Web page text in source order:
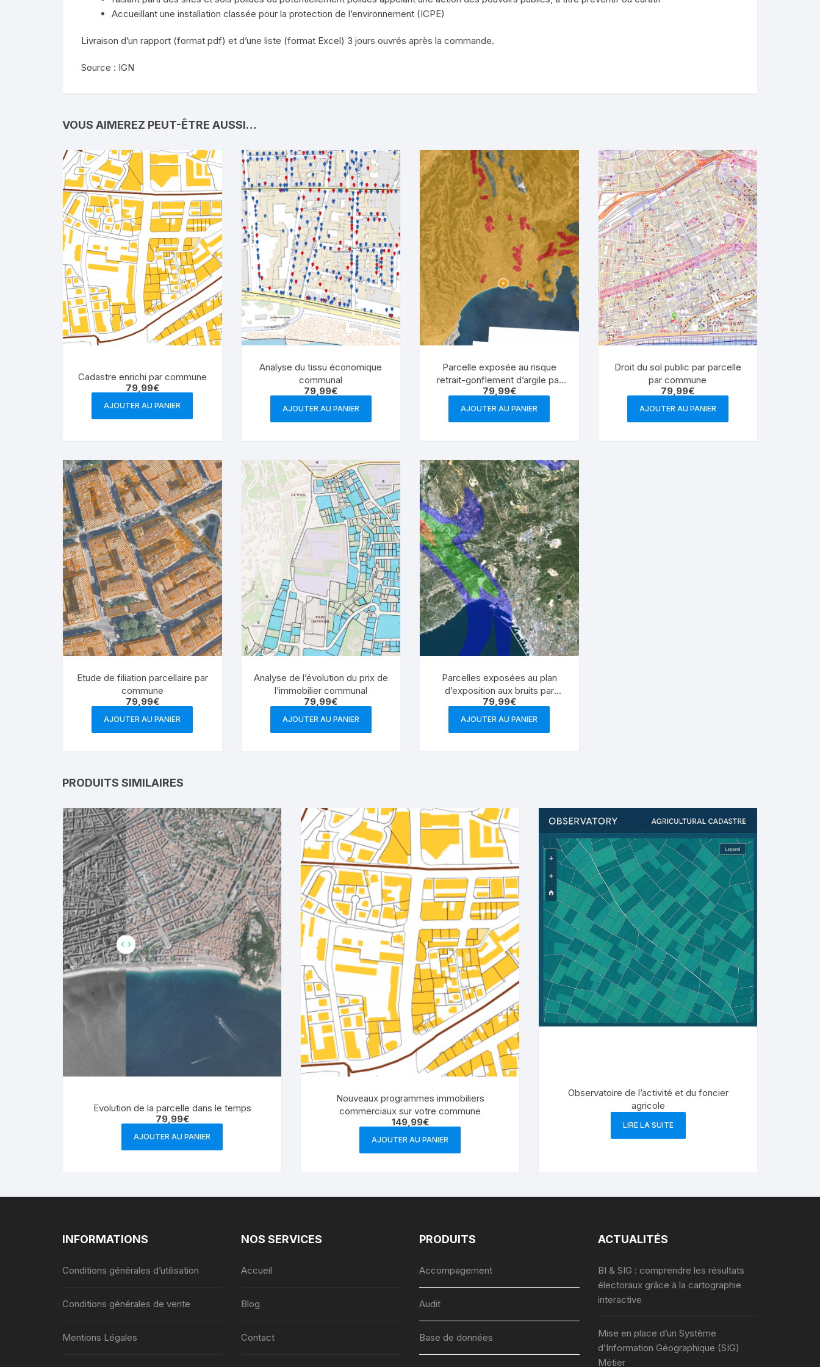
Accueillant une installation classée pour la protection de l’environnement (ICPE)
Livraison d’un rapport (format pdf) et d’une liste (format Excel) 3 jours ouvrés après la commande.
Source : IGN
VOUS AIMEREZ PEUT-ÊTRE AUSSI…
Cadastre enrichi par commune
79,99€
AJOUTER AU PANIER
Analyse du tissu économique
communal
79,99€
AJOUTER AU PANIER
Parcelle exposée au risque
retrait-gonflement d’argile par
commune
79,99€
AJOUTER AU PANIER
Droit du sol public par parcelle
par commune
79,99€
AJOUTER AU PANIER
Etude de filiation parcellaire par
commune
79,99€
AJOUTER AU PANIER
Analyse de l’évolution du prix de
l’immobilier communal
79,99€
AJOUTER AU PANIER
Parcelles exposées au plan
d’exposition aux bruits par
commune
79,99€
AJOUTER AU PANIER
PRODUITS SIMILAIRES
Evolution de la parcelle dans le temps
79,99€
AJOUTER AU PANIER
Nouveaux programmes immobiliers
commerciaux sur votre commune
149,99€
AJOUTER AU PANIER
Observatoire de l’activité et du foncier
agricole
LIRE LA SUITE
INFORMATIONS
Conditions générales d’utilisation
Conditions générales de vente
Mentions Légales
NOS SERVICES
Accueil
Blog
Contact
PRODUITS
Accompagement
Audit
Base de données
ACTUALITÉS
BI & SIG : comprendre les résultats
électoraux grâce à la cartographie
interactive
Mise en place d’un Système
d’Information Géographique (SIG)
Métier